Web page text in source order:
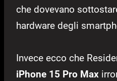
che dovevano
hardware degli
Invece ecco che
iPhone 15 Pro Max